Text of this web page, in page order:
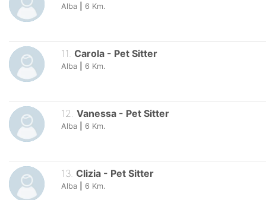
Alba 6 Km.
11 Carola - Pet Sitter
Alba 6 Km.
12 Vanessa - Pet Sitter
Alba 6 Km.
13. Clizia - Pet Sitter
Alba 6 Km.